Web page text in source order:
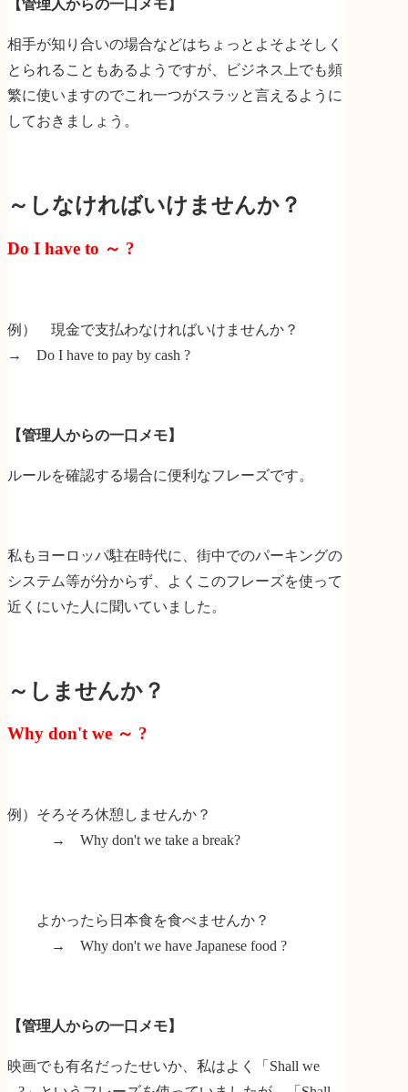
【管理人からの一口メモ】
相手が知り合いの場合などはちょっとよそよそしく
とられることもあるようですが、ビジネス上でも頻
繁に使いますのでこれ一つがスラッと言えるように
しておきましょう。
～しなければいけませんか？
Do I have to ～ ?
例） 現金で支払わなければいけませんか？
→ Do I have to pay by cash ?
【管理人からの一口メモ】
ルールを確認する場合に便利なフレーズです。
私もヨーロッパ駐在時代に、街中でのパーキングの
システム等が分からず、よくこのフレーズを使って
近くにいた人に聞いていました。
～しませんか？
Why don't we ～ ?
例）そろそろ休憩しませんか？
→ Why don't we take a break?
よかったら日本食を食べませんか？
→ Why don't we have Japanese food ?
【管理人からの一口メモ】
映画でも有名だったせいか、私はよく「Shall we